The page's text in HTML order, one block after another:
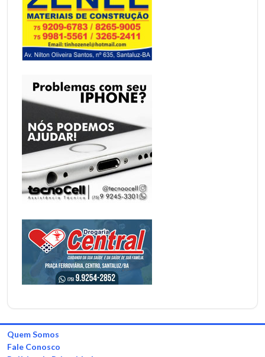
Quem Somos
Fale Conosco